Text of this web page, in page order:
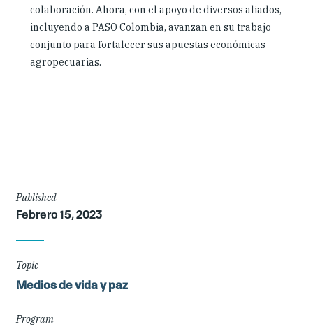
colaboración. Ahora, con el apoyo de diversos aliados,
incluyendo a PASO Colombia, avanzan en su trabajo
conjunto para fortalecer sus apuestas económicas
agropecuarias.
Article
Details
Published
Febrero 15, 2023
Topic
Medios de vida y paz
Program